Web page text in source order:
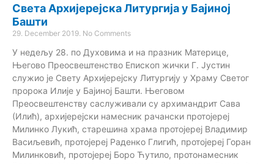
Света Архијерејска Литургија у Бајиној
Башти
29. December 2019. No Comments
У недељу 28. по Духовима и на празник Материце,
Његово Преосвештенство Епископ жички Г. Јустин
служио је Свету Архијерејску Литургију у Храму Светог
пророка Илије у Бајиној Башти. Његовом
Преосвештенству саслуживали су архимандрит Сава
(Илић), архијерејски намесник рачански протојереј
Милинко Лукић, старешина храма протојереј Владимир
Васиљевић, протојереј Раденко Глигић, протојереј Горан
Милинковић, протојереј Боро Ћутило, протонамесник